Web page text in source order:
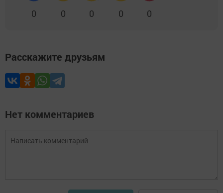
0 0 0 0 0
Расскажите друзьям
Нет комментариев